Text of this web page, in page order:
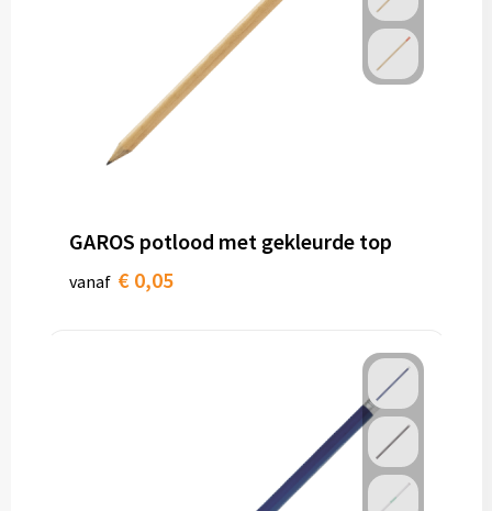
GAROS potlood met gekleurde top
vanaf € 0,05